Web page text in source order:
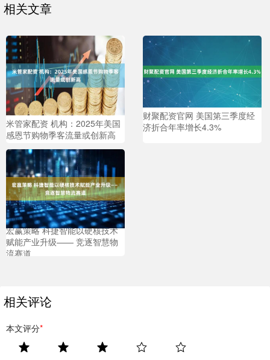
相关文章
米管家配资 机构：2025年美国
感恩节购物季客流量或创新高
财聚配资官网 美国第三季度经
济折合年率增长4.3%
宏赢策略 科捷智能以硬核技术
赋能产业升级—— 竞逐智慧物
流赛道
相关评论
本文评分*